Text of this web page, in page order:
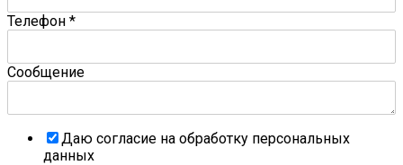
Телефон *
Сообщение
Даю согласие на обработку персональных
данных